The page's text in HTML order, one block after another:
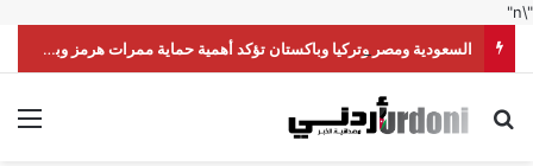
"\n"
السعودية ومصر وتركيا وباكستان تؤكد أهمية حماية ممرات هرمز وباب المندب
بحث عن